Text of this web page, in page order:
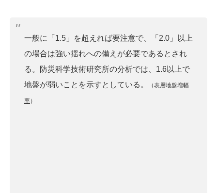
一般に「1.5」を超えれば要注意で、「2.0」以上
の場合は強い揺れへの備えが必要であるとされ
る。防災科学技術研究所の分析では、1.6以上で
地盤が弱いことを示すとしている。
（表層地盤増幅
率）